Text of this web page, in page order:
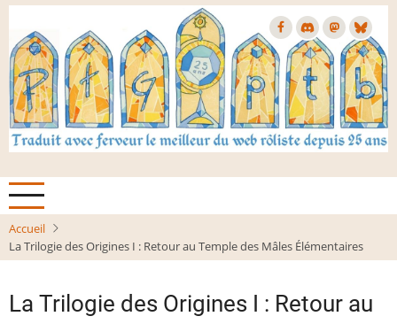
Aller
contenu
principal
Accueil
La Trilogie des Origines I : Retour au Temple des Mâles Élémentaires
La Trilogie des Origines I : Retour au